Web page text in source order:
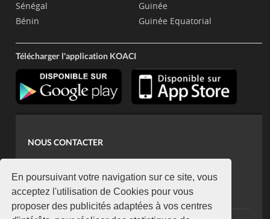
En poursuivant votre navigation sur ce site, vous
acceptez l'utilisation de Cookies pour vous
proposer des publicités adaptées à vos centres
Sénégal
Bénin
Guinée
Guinée Equatorial
Télécharger l'application KOACI
NOUS CONTACTER
koaci@yahoo.fr
+225 07 08 85 52 93